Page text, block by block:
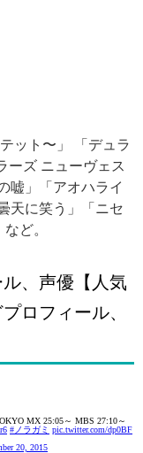
ット〜」 「デュラ
ーズ ニューヴェス
嘘」「アオハライ
天に笑う」「ニセ
ど。
ル、声優【人気
ロフィール、
MX 25:05～ MBS 27:10～
#ノラガミ pic.twitter.com/dp0BF
20, 2015